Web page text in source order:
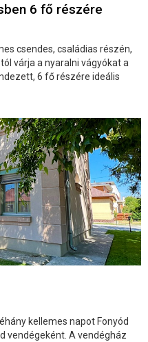
6 fő részére
csendes, családias részén,
várja a nyaralni vágyókat a
6 fő részére ideális
kellemes napot Fonyód
vendégeként. A vendégház